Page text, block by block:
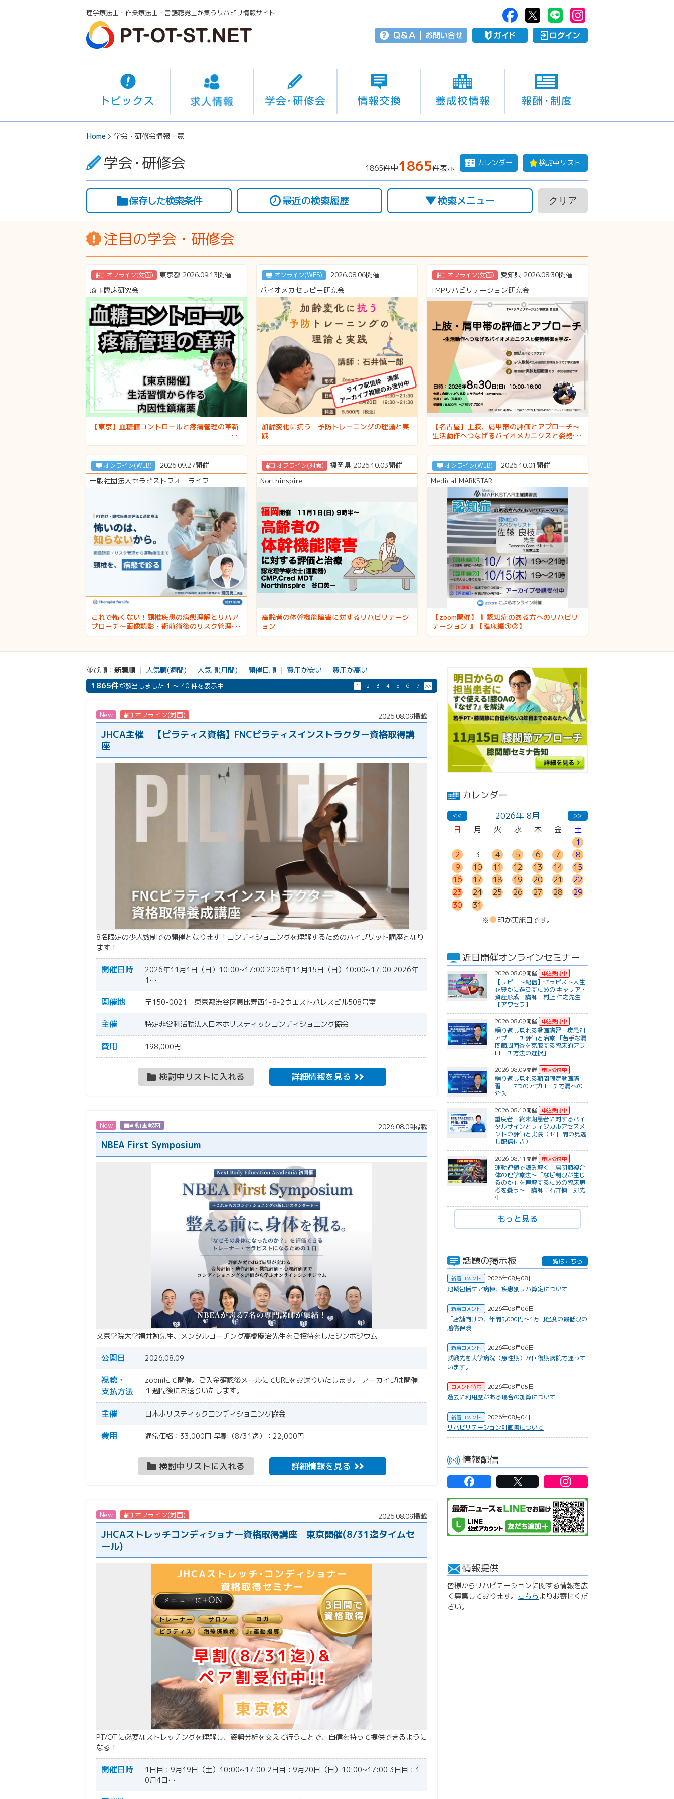
理学療法士・作業療法士・言語聴覚士が集うリハビリ情報サイト
Home 学会・研修会情報一覧
学会・研修会 検討中リスト
カレンダー
1865件中1865件表示
保存した検索条件 最近の検索履歴 検索メニュー クリア
注目の学会・研修会
オフライン(対面)
東京都 2026.09.13開催
埼玉臨床研究会
【東京】血糖値コントロールと疼痛管理の革新
オンライン(WEB)
2026.08.06開催
バイオメカセラピー研究会
加齢変化に抗う 予防トレーニングの理論と実
践
オフライン(対面)
愛知県 2026.08.30開催
TMPリハビリテーション研究会
【名古屋】上肢、肩甲帯の評価とアプローチ〜
生活動作へつなげるバイオメカニクスと姿勢制
御を学ぶ〜
オンライン(WEB)
2026.09.27開催
一般社団法人セラピストフォーライフ
これで怖くない！頸椎疾患の病態理解とリハア
プローチ〜画像読影・術前術後のリスク管理と
治療介入〜 講師：瀧田勇二先生
オフライン(対面)
福岡県 2026.10.03開催
Northinspire
高齢者の体幹機能障害に対するリハビリテーシ
ョン
オンライン(WEB)
2026.10.01開催
Medical MARKSTAR
【zoom開催】『 認知症のある方へのリハビリ
テーション 』【臨床編①②】
カレンダー
<< 2026年 8月 >>
日 月 火 水 木 金
土
1
2
3 4 5 6 7
8
9
10 11 12 13 14
15
16
17 18 19 20 21
22
23
24 25 26 27 28
29
30
31
※●印が実施日です。
近日開催オンラインセミナー
2026.08.09開催
【リピート配信】セラピスト人生
を豊かに過ごすための キャリア・
資産形成 講師：村上 仁之先生
【アワセラ】
2026.08.09開催
繰り返し見れる動画講習 疾患別
アプローチ評価と治療 「苦手な肩
関節周囲炎を克服する臨床的アプ
ローチ方法の選択」
2026.08.09開催
繰り返し見れる期間限定動画講
習 7つのアプローチで肩への
介入
2026.08.10開催
重度者・終末期患者に対するバイ
タルサインとフィジカルアセスメ
ントの評価と実践（14日間の見逃
し配信付き）
2026.08.11開催
運動連鎖で読み解く！肩関節複合
体の理学療法〜「なぜ制限が生じ
るのか」を理解するための臨床思
考を養う〜 講師：石井慎一郎先
生
もっと見る
話題の掲示板 一覧はこちら
新着コメント
2026年08月08日
地域包括ケア病棟、疾患別リハ算定について
新着コメント
2026年08月06日
​「店舗向けの、年間5,000円〜1万円程度の最低限の
賠償保険
新着コメント
2026年08月06日
就職先を大学病院（急性期）か回復期病院で迷って
います。
コメント待ち
2026年08月05日
過去に利用歴がある場合の加算について
新着コメント
2026年08月04日
リハビリテーション計画書について
情報配信
情報提供
皆様からリハビテーションに関する情報を広
く募集しております。 こちらよりお寄せくだ
さい。
新着順 人気順(週間) 人気順(月間) 開催日順 費用が安い 費用が高い
1865件が該当しました 1 ～ 40 件を表示中 1 2 3 4 5 6 7 >>
New オフライン(対面) 2026.08.09掲載
JHCA主催 【ピラティス資格】FNCピラティスインストラクター資格取得講
座
8名限定の少人数制での開催となります！コンディショニングを理解するためのハイブリット講座となり
ます！
開催日時
2026年11月1日（日）10:00~17:00 2026年11月15日（日）10:00~17:00 2026年
1…
開催地 〒150-0021 東京都渋谷区恵比寿西1-8-2ウエストパレスビル508号室
主催 特定非営利活動法人日本ホリスティックコンディショニング協会
費用 198,000円
検討中リストに入れる 詳細情報を見る
New 動画教材 2026.08.09掲載
NBEA First Symposium
文京学院大学福井勉先生、メンタルコーチング高橋慶治先生をご招待をしたシンポジウム
公開日 2026.08.09
視聴・
支払方法
zoomにて開催。ご入金確認後メールにてURLをお送りいたします。
アーカイブは開催
１週間後にお送りいたします。
主催 日本ホリスティックコンディショニング協会
費用 通常価格：33,000円 早割（8/31迄）：22,000円
検討中リストに入れる 詳細情報を見る
New オフライン(対面) 2026.08.09掲載
JHCAストレッチコンディショナー資格取得講座 東京開催(8/31迄タイムセ
ール)
PT/OTに必要なストレッチングを理解し、姿勢分析を交えて行うことで、自信を持って提供できるように
なる！
開催日時
1日目：9月19日（土）10:00~17:00 2日目：9月20日（日）10:00~17:00 3日目：1
0月4日…